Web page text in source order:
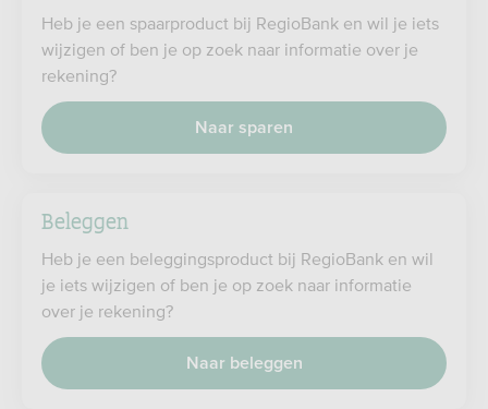
Heb je een spaarproduct bij RegioBank en wil je iets
wijzigen of ben je op zoek naar informatie over je
rekening?
Naar sparen
Beleggen
Heb je een beleggingsproduct bij RegioBank en wil
je iets wijzigen of ben je op zoek naar informatie
over je rekening?
Naar beleggen